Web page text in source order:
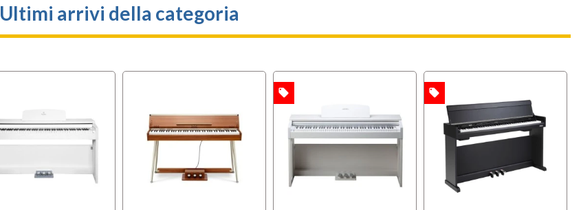
Ultimi arrivi della categoria
local_offer local_offer